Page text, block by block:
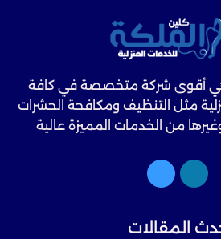
هي أقوى شركة متخصصة في كافة
مثل التنظيف ومكافحة الحشرات
من الخدمات المميزة عالية
المقالات